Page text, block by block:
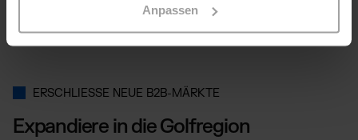
Anpassen
ERSCHLIESSE NEUE B2B-MÄRKTE
Expandiere in die Golfregion